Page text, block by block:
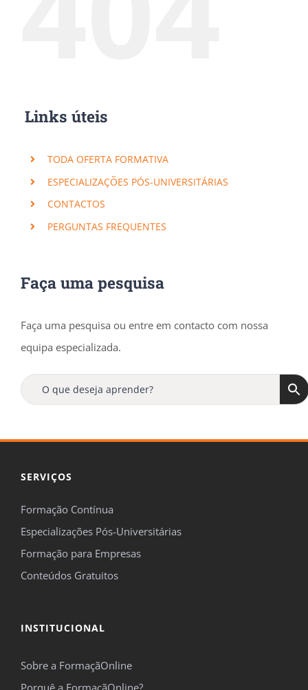
Links úteis
TODA OFERTA FORMATIVA
ESPECIALIZAÇÕES PÓS-UNIVERSITÁRIAS
CONTACTOS
PERGUNTAS FREQUENTES
Faça uma pesquisa
Faça uma pesquisa ou entre em contacto com nossa
equipa especializada.
SERVIÇOS
Formação Contínua
Especializações Pós-Universitárias
Formação para Empresas
Conteúdos Gratuitos
INSTITUCIONAL
Sobre a FormaçãOnline